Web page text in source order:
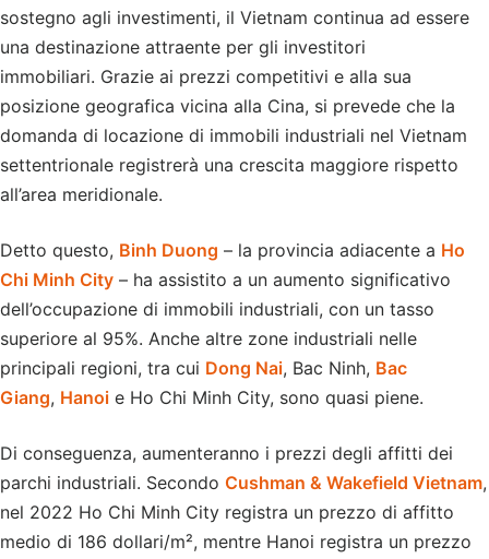
sostegno agli investimenti, il Vietnam continua ad essere
una destinazione attraente per gli investitori
immobiliari. Grazie ai prezzi competitivi e alla sua
posizione geografica vicina alla Cina, si prevede che la
domanda di locazione di immobili industriali nel Vietnam
settentrionale registrerà una crescita maggiore rispetto
all’area meridionale.
Detto questo, Binh Duong – la provincia adiacente a Ho
Chi Minh City – ha assistito a un aumento significativo
dell’occupazione di immobili industriali, con un tasso
superiore al 95%. Anche altre zone industriali nelle
principali regioni, tra cui Dong Nai, Bac Ninh, Bac
Giang, Hanoi e Ho Chi Minh City, sono quasi piene.
Di conseguenza, aumenteranno i prezzi degli affitti dei
parchi industriali. Secondo Cushman & Wakefield Vietnam,
nel 2022 Ho Chi Minh City registra un prezzo di affitto
medio di 186 dollari/m², mentre Hanoi registra un prezzo